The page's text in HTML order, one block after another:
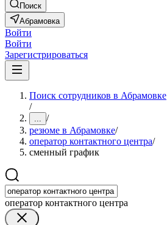
Поиск
Абрамовка
Войти
Войти
Зарегистрироваться
Поиск сотрудников в Абрамовке
/
... /
резюме в Абрамовке/
оператор контактного центра/
сменный график
оператор контактного центра